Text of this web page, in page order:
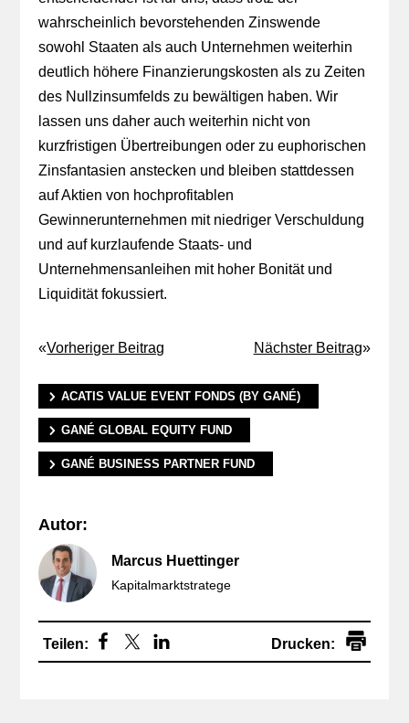
wahrscheinlich bevorstehenden Zinswende
sowohl Staaten als auch Unternehmen weiterhin
deutlich höhere Finanzierungskosten als zu Zeiten
des Nullzinsumfelds zu bewältigen haben. Wir
lassen uns daher auch weiterhin nicht von
kurzfristigen Übertreibungen oder zu euphorischen
Zinsfantasien anstecken und bleiben stattdessen
auf Aktien von hochprofitablen
Gewinnerunternehmen mit niedriger Verschuldung
und auf kurzlaufende Staats- und
Unternehmensanleihen mit hoher Bonität und
Liquidität fokussiert.
«Vorheriger Beitrag Nächster Beitrag»
ACATIS VALUE EVENT FONDS (BY GANÉ)
GANÉ GLOBAL EQUITY FUND
GANÉ BUSINESS PARTNER FUND
Autor:
Marcus Huettinger
Kapitalmarktstratege
Drucken: